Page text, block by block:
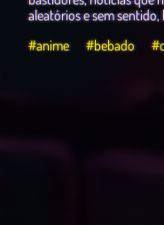
aleatórios e sem
#anime
#bebado